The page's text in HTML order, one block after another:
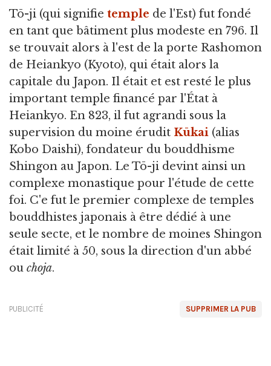
Tō-ji (qui signifie temple de l'Est) fut fondé
en tant que bâtiment plus modeste en 796. Il
se trouvait alors à l'est de la porte Rashomon
de Heiankyo (Kyoto), qui était alors la
capitale du Japon. Il était et est resté le plus
important temple financé par l'État à
Heiankyo. En 823, il fut agrandi sous la
supervision du moine érudit Kūkai (alias
Kobo Daishi), fondateur du bouddhisme
Shingon au Japon. Le Tō-ji devint ainsi un
complexe monastique pour l'étude de cette
foi. C'e fut le premier complexe de temples
bouddhistes japonais à être dédié à une
seule secte, et le nombre de moines Shingon
était limité à 50, sous la direction d'un abbé
ou choja.
SUPPRIMER LA PUB
PUBLICITÉ